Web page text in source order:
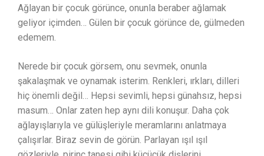
Ağlayan bir çocuk görünce, onunla beraber ağlamak
geliyor içimden… Gülen bir çocuk görünce de, gülmeden
edemem.
Nerede bir çocuk görsem, onu sevmek, onunla
şakalaşmak ve oynamak isterim. Renkleri, ırkları, dilleri
hiç önemli değil… Hepsi sevimli, hepsi günahsız, hepsi
masum… Onlar zaten hep aynı dili konuşur. Daha çok
ağlayışlarıyla ve gülüşleriyle meramlarını anlatmaya
çalışırlar. Biraz sevin de görün. Parlayan ışıl ışıl